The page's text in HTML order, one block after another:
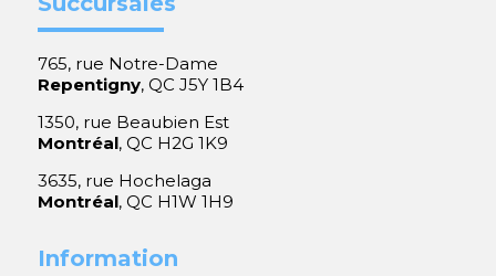
765, rue Notre-Dame
Repentigny, QC J5Y 1B4
1350, rue Beaubien Est
Montréal, QC H2G 1K9
3635, rue Hochelaga
Montréal, QC H1W 1H9
Information